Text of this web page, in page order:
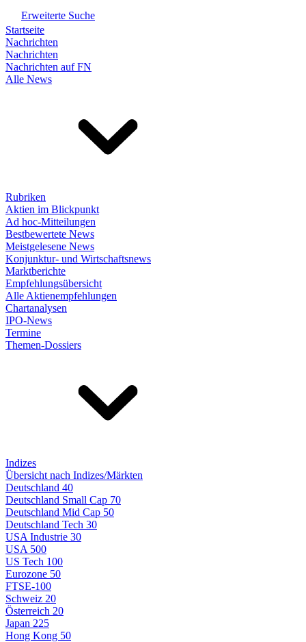
Erweiterte Suche
Startseite
Nachrichten
Nachrichten
Nachrichten auf FN
Alle News
Rubriken
Aktien im Blickpunkt
Ad hoc-Mitteilungen
Bestbewertete News
Meistgelesene News
Konjunktur- und Wirtschaftsnews
Marktberichte
Empfehlungsübersicht
Alle Aktienempfehlungen
Chartanalysen
IPO-News
Termine
Themen-Dossiers
Indizes
Übersicht nach Indizes/Märkten
Deutschland 40
Deutschland Small Cap 70
Deutschland Mid Cap 50
Deutschland Tech 30
USA Industrie 30
USA 500
US Tech 100
Eurozone 50
FTSE-100
Schweiz 20
Österreich 20
Japan 225
Hong Kong 50